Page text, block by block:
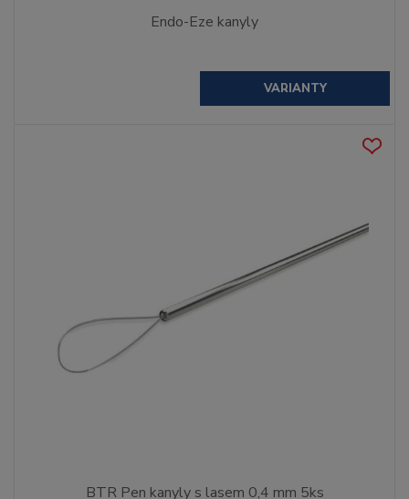
Endo-Eze kanyly
VARIANTY
BTR Pen kanyly s lasem 0,4 mm 5ks